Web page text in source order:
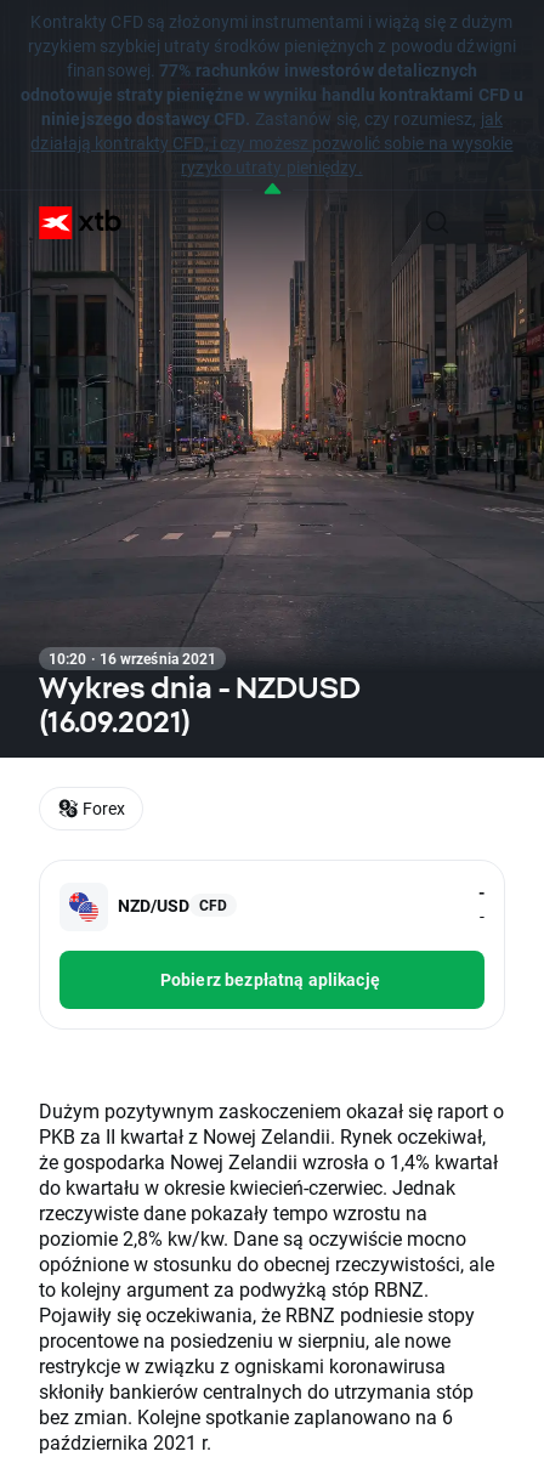
Kontrakty CFD są złożonymi instrumentami i wiążą się z dużym
ryzykiem szybkiej utraty środków pieniężnych z powodu dźwigni
finansowej.77% rachunków inwestorów detalicznych
odnotowuje straty pieniężne w wyniku handlu kontraktami CFD u
niniejszego dostawcy CFD. Zastanów się, czy rozumiesz, jak
działają kontrakty CFD, i czy możesz pozwolić sobie na wysokie
ryzyko utraty pieniędzy.
10:20 · 16 września 2021
Wykres dnia - NZDUSD
(16.09.2021)
NZD/USD CFD
-
-
Pobierz bezpłatną aplikację
Dużym pozytywnym zaskoczeniem okazał się raport o
PKB za II kwartał z Nowej Zelandii. Rynek oczekiwał,
że gospodarka Nowej Zelandii wzrosła o 1,4% kwartał
do kwartału w okresie kwiecień-czerwiec. Jednak
rzeczywiste dane pokazały tempo wzrostu na
poziomie 2,8% kw/kw. Dane są oczywiście mocno
opóźnione w stosunku do obecnej rzeczywistości, ale
to kolejny argument za podwyżką stóp RBNZ.
Pojawiły się oczekiwania, że ​​RBNZ podniesie stopy
procentowe na posiedzeniu w sierpniu, ale nowe
restrykcje w związku z ogniskami koronawirusa
skłoniły bankierów centralnych do utrzymania stóp
bez zmian. Kolejne spotkanie zaplanowano na 6
października 2021 r.
Forex